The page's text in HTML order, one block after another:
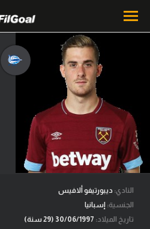
محتوى إخباري
الرئيسية
أخبار
مباريات
ميركاتو
فانتازي في الجول
مسابقة التوقعات
النادي: ديبورتيفو ألافيس
الجنسية: إسبانيا
تاريخ الميلاد: